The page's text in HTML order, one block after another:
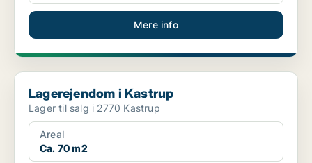
Mere info
Lagerejendom i Kastrup
Lagerejendom i Kastrup
Lager til salg i 2770 Kastrup
Areal
Ca. 70 m2